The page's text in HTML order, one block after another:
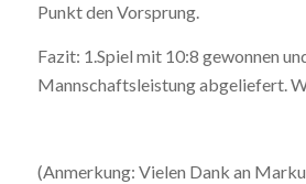
Punkt den Vorsprung.
Fazit: 1.Spiel mit 10:8 gewonnen
Mannschaftsleistung abgeliefert.
(Anmerkung: Vielen Dank an